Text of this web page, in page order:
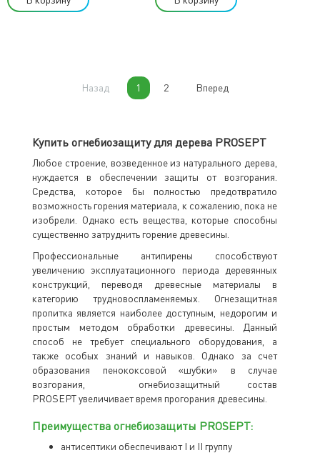
Назад 1 2 Вперед
Купить огнебиозащиту для дерева PROSEPT
Любое строение, возведенное из натурального дерева,
нуждается в обеспечении защиты от возгорания.
Средства, которое бы полностью предотвратило
возможность горения материала, к сожалению, пока не
изобрели. Однако есть вещества, которые способны
существенно затруднить горение древесины.
Профессиональные антипирены способствуют
увеличению эксплуатационного периода деревянных
конструкций, переводя древесные материалы в
категорию трудновоспламеняемых. Огнезащитная
пропитка является наиболее доступным, недорогим и
простым методом обработки древесины. Данный
способ не требует специального оборудования, а
также особых знаний и навыков. Однако за счет
образования пенококсовой «шубки» в случае
возгорания, огнебиозащитный состав
PROSEPT увеличивает время прогорания древесины.
Преимущества огнебиозащиты PROSEPT:
антисептики обеспечивают I и II группу